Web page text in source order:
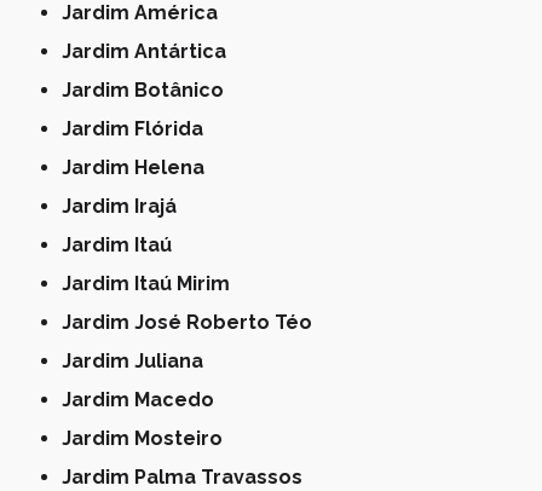
Jardim América
Jardim Antártica
Jardim Botânico
Jardim Flórida
Jardim Helena
Jardim Irajá
Jardim Itaú
Jardim Itaú Mirim
Jardim José Roberto Téo
Jardim Juliana
Jardim Macedo
Jardim Mosteiro
Jardim Palma Travassos